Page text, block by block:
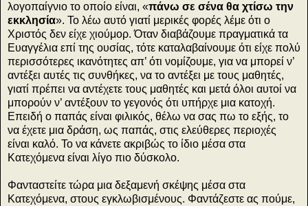
λογοπαίγνιο το οποίο είναι, «πάνω σε σένα θα χτίσω την
εκκλησία». Το λέω αυτό γιατί μερικές φορές λέμε ότι ο
Χριστός δεν είχε χιούμορ. Όταν διαβάζουμε πραγματικά τα
Ευαγγέλια επί της ουσίας, τότε καταλαβαίνουμε ότι είχε πολύ
περισσότερες ικανότητες απ’ ότι νομίζουμε, για να μπορεί ν’
αντέξει αυτές τις συνθήκες, να το αντέξει με τους μαθητές,
γιατί πρέπει να αντέχετε τους μαθητές και μετά όλοι αυτοί να
μπορούν ν’ αντέξουν το γεγονός ότι υπήρχε μια κατοχή.
Επειδή ο παπάς είναι φιλικός, θέλω να σας πω το εξής, το
να έχετε μια δράση, ως παπάς, στις ελεύθερες περιοχές
είναι καλό. Το να κάνετε ακριβώς το ίδιο μέσα στα
Κατεχόμενα είναι λίγο πιο δύσκολο.
Φανταστείτε τώρα μια δεξαμενή σκέψης μέσα στα
Κατεχόμενα, στους εγκλωβισμένους. Φαντάζεστε ας πούμε,